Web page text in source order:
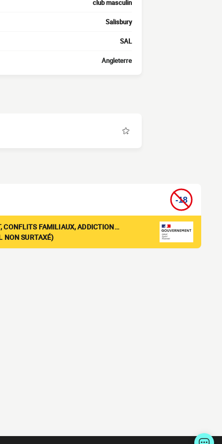
club masculin
Salisbury
SAL
Angleterre
CONFLITS FAMILIAUX, ADDICTION…
NON SURTAXÉ)